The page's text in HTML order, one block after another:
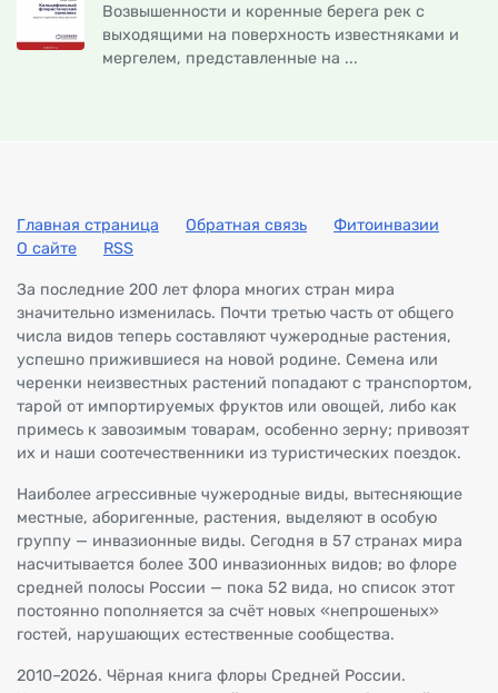
Возвышенности и коренные берега рек с
выходящими на поверхность известняками и
мергелем, представленные на ...
Главная страница Обратная связь
Фитоинвазии
О сайте
RSS
За последние 200 лет флора многих стран мира
значительно изменилась. Почти третью часть от общего
числа видов теперь составляют чужеродные растения,
успешно прижившиеся на новой родине. Семена или
черенки неизвестных растений попадают с транспортом,
тарой от импортируемых фруктов или овощей, либо как
примесь к завозимым товарам, особенно зерну; привозят
их и наши соотечественники из туристических поездок.
Наиболее агрессивные чужеродные виды, вытесняющие
местные, аборигенные, растения, выделяют в особую
группу — инвазионные виды. Сегодня в 57 странах мира
насчитывается более 300 инвазионных видов; во флоре
средней полосы России — пока 52 вида, но список этот
постоянно пополняется за счёт новых «непрошеных»
гостей, нарушающих естественные сообщества.
2010–2026. Чёрная книга флоры Средней России.